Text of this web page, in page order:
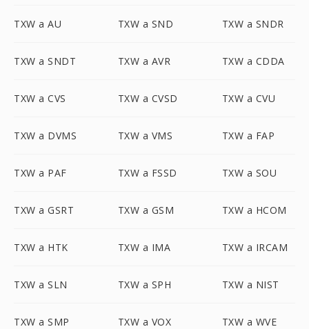
TXW a AU TXW a SND TXW a SNDR
TXW a SNDT TXW a AVR TXW a CDDA
TXW a CVS TXW a CVSD TXW a CVU
TXW a DVMS TXW a VMS TXW a FAP
TXW a PAF TXW a FSSD TXW a SOU
TXW a GSRT TXW a GSM TXW a HCOM
TXW a HTK TXW a IMA TXW a IRCAM
TXW a SLN TXW a SPH TXW a NIST
TXW a SMP TXW a VOX TXW a WVE